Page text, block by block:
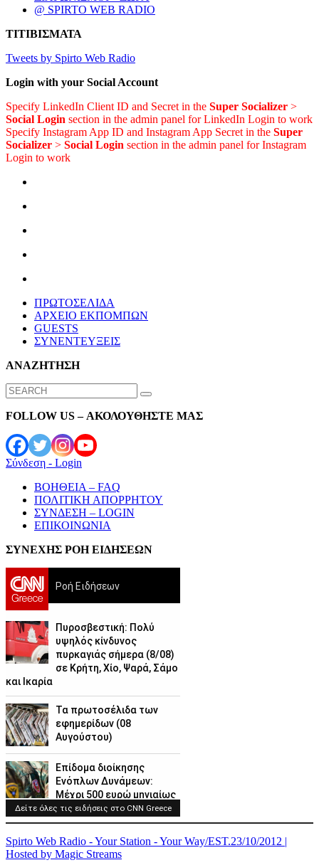
@ SPIRTO WEB RADIO
ΤΙΤΙΒΙΣΜΑΤΑ
Tweets by Spirto Web Radio
Login with your Social Account
Specify LinkedIn Client ID and Secret in the Super Socializer >
Social Login section in the admin panel for LinkedIn Login to work
Specify Instagram App ID and Instagram App Secret in the Super
Socializer > Social Login section in the admin panel for Instagram
Login to work
ΠΡΩΤΟΣΕΛΙΔΑ
ΑΡΧΕΙΟ ΕΚΠΟΜΠΩΝ
GUESTS
ΣΥΝΕΝΤΕΥΞΕΙΣ
ΑΝΑΖΗΤΗΣΗ
Search
for:
FOLLOW US – ΑΚΟΛΟΥΘΗΣΤΕ ΜΑΣ
Σύνδεση - Login
ΒΟΗΘΕΙΑ – FAQ
ΠΟΛΙΤΙΚΗ ΑΠΟΡΡΗΤΟΥ
ΣΥΝΔΕΣΗ – LOGIN
ΕΠΙΚΟΙΝΩΝΙΑ
ΣΥΝΕΧΗΣ ΡΟΗ ΕΙΔΗΣΕΩΝ
Spirto Web Radio - Your Station - Your Way/EST.23/10/2012 |
Hosted by Magic Streams